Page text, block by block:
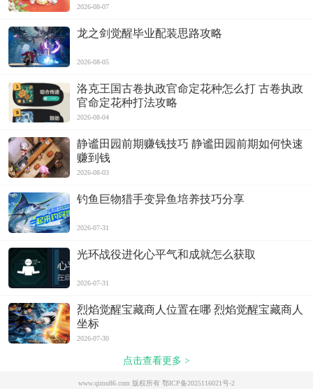
2026-08-07
龙之剑觉醒毕业配装思路攻略
2026-08-05
洛克王国古卷执政官命定花种怎么打 古卷执政
官命定花种打法攻略
2026-08-04
静谧田园前期赚钱技巧 静谧田园前期如何快速
赚到钱
2026-08-03
钓鱼巨物猎手变异鱼培养技巧分享
2026-07-31
光环战役进化心平气和成就怎么获取
2026-07-31
烈焰觉醒宝藏商人位置在哪 烈焰觉醒宝藏商人
坐标
2026-07-30
点击查看更多 >
www.qimu86.com 版权所有 鄂ICP备2025116021号-2